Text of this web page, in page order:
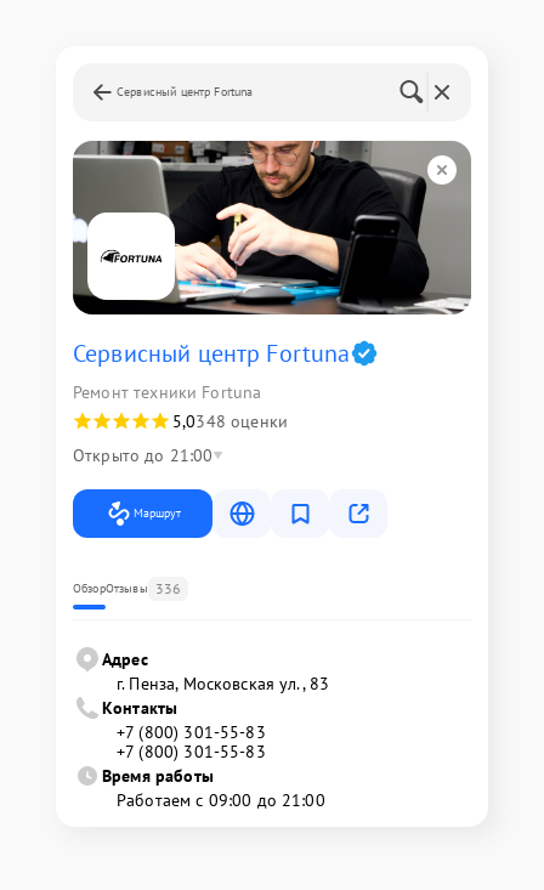
Сервисный центр Fortuna
Сервисный центр Fortuna
Ремонт техники Fortuna
5,0348 оценки
Открыто до 21:00
Маршрут
ОбзорОтзывы 336
Адрес
г. Пенза, Московская ул., 83
Контакты
+7 (800) 301-55-83
+7 (800) 301-55-83
Время работы
Работаем с 09:00 до 21:00